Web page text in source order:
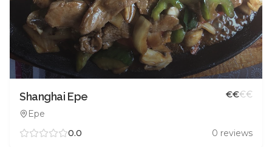
Shanghai Epe
Epe
€€€€
0.0 0 reviews